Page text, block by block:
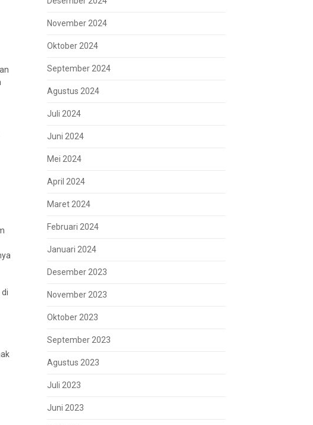
November 2024
Oktober 2024
September 2024
Agustus 2024
Juli 2024
Juni 2024
Mei 2024
April 2024
Maret 2024
Februari 2024
Januari 2024
Desember 2023
November 2023
Oktober 2023
September 2023
Agustus 2023
Juli 2023
Juni 2023